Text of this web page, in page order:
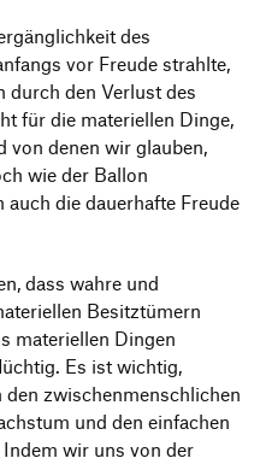
des
vor Freude strahlte,
durch den Verlust des
für die materiellen Dinge,
von denen wir glauben,
wie der Ballon
die dauerhafte Freude
dass wahre und
Besitztümern
materiellen Dingen
Es ist wichtig,
zwischenmenschlichen
und den einfachen
wir uns von der